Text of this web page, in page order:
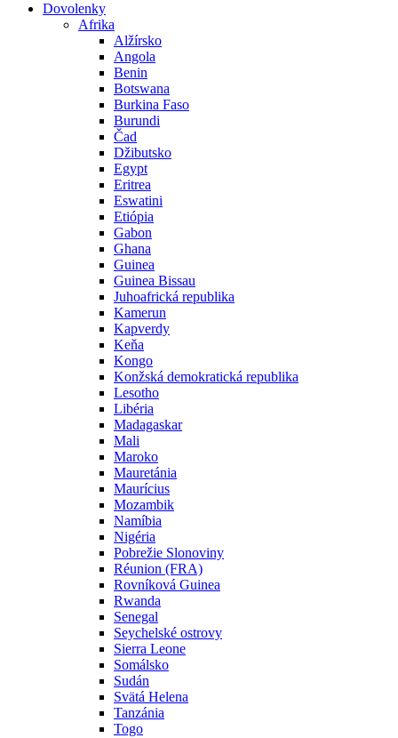
Dovolenky
Afrika
Alžírsko
Angola
Benin
Botswana
Burkina Faso
Burundi
Čad
Džibutsko
Egypt
Eritrea
Eswatini
Etiópia
Gabon
Ghana
Guinea
Guinea Bissau
Juhoafrická republika
Kamerun
Kapverdy
Keňa
Kongo
Konžská demokratická republika
Lesotho
Libéria
Madagaskar
Mali
Maroko
Mauretánia
Maurícius
Mozambik
Namíbia
Nigéria
Pobrežie Slonoviny
Réunion (FRA)
Rovníková Guinea
Rwanda
Senegal
Seychelské ostrovy
Sierra Leone
Somálsko
Sudán
Svätá Helena
Tanzánia
Togo